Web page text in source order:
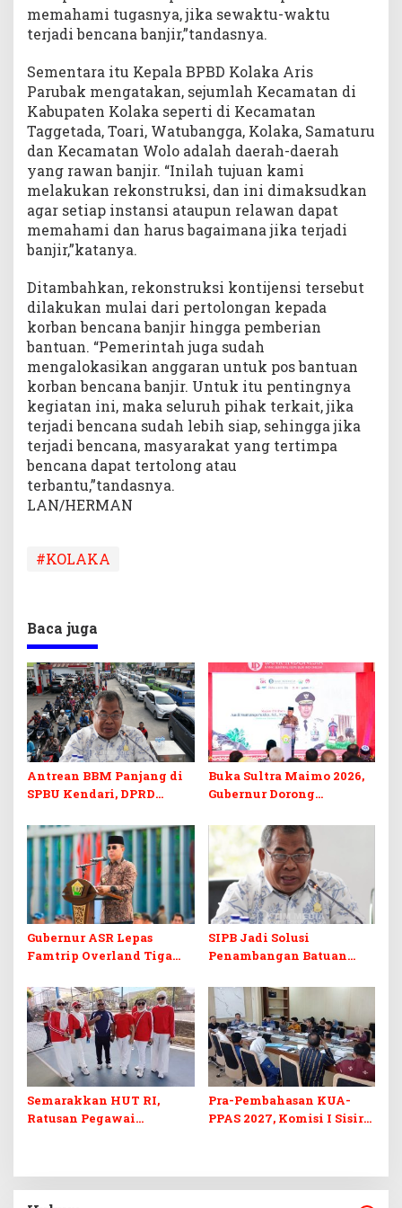
memahami tugasnya, jika sewaktu-waktu
terjadi bencana banjir,”tandasnya.
Sementara itu Kepala BPBD Kolaka Aris
Parubak mengatakan, sejumlah Kecamatan di
Kabupaten Kolaka seperti di Kecamatan
Taggetada, Toari, Watubangga, Kolaka, Samaturu
dan Kecamatan Wolo adalah daerah-daerah
yang rawan banjir. “Inilah tujuan kami
melakukan rekonstruksi, dan ini dimaksudkan
agar setiap instansi ataupun relawan dapat
memahami dan harus bagaimana jika terjadi
banjir,”katanya.
Ditambahkan, rekonstruksi kontijensi tersebut
dilakukan mulai dari pertolongan kepada
korban bencana banjir hingga pemberian
bantuan. “Pemerintah juga sudah
mengalokasikan anggaran untuk pos bantuan
korban bencana banjir. Untuk itu pentingnya
kegiatan ini, maka seluruh pihak terkait, jika
terjadi bencana sudah lebih siap, sehingga jika
terjadi bencana, masyarakat yang tertimpa
bencana dapat tertolong atau
terbantu,”tandasnya.
LAN/HERMAN
#KOLAKA
Baca juga
Antrean BBM Panjang di
SPBU Kendari, DPRD
Barcode Curang
Buka Sultra Maimo 2026,
Gubernur Dorong
Gubernur ASR Lepas
Famtrip Overland Tiga
Destinasi Unggulan
Daratan Sultra
SIPB Jadi Solusi
Penambangan Batuan
di Sultra
Semarakkan HUT RI,
Ratusan Pegawai
Pra-Pembahasan KUA-
PPAS 2027, Komisi I Sisir